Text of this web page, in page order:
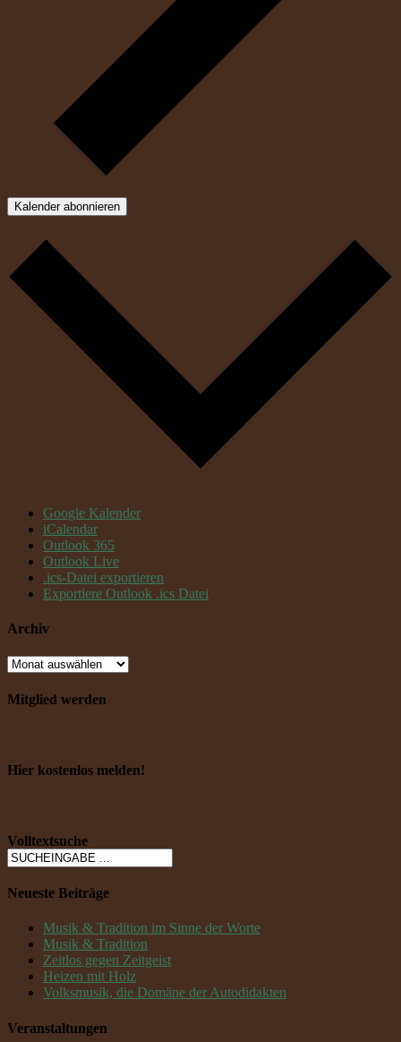
Kalender abonnieren
Google Kalender
iCalendar
Outlook 365
Outlook Live
.ics-Datei exportieren
Exportiere Outlook .ics Datei
Archiv
Mitglied werden
Hier kostenlos melden!
Volltextsuche
Neueste Beiträge
Musik & Tradition im Sinne der Worte
Musik & Tradition
Zeitlos gegen Zeitgeist
Heizen mit Holz
Volksmusik, die Domäne der Autodidakten
Veranstaltungen